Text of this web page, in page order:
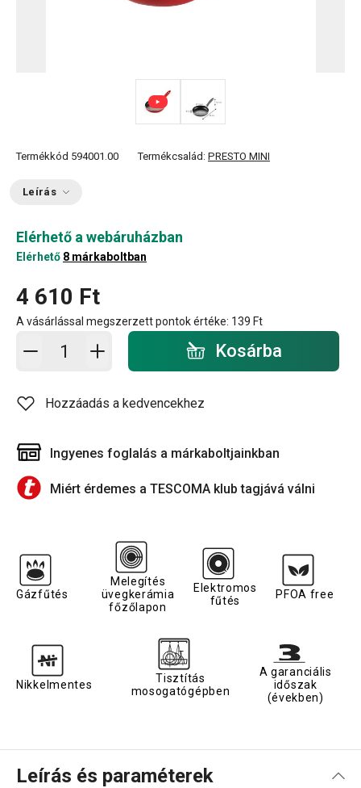
Termékkód 594001.00 Termékcsalád: PRESTO MINI
Leírás
Elérhető a webáruházban
Elérhető 8 márkaboltban
4 610 Ft
A vásárlással megszerzett pontok értéke: 139 Ft
Kosárba - mennyiség Kosárba
Hozzáadás a kedvencekhez
Ingyenes foglalás a márkaboltjainkban
Miért érdemes a TESCOMA klub tagjává válni
Gázfűtés
Melegítés
üvegkerámia
főzőlapon
Elektromos
fűtés
PFOA free
Nikkelmentes
Tisztítás
mosogatógépben
A garanciális
időszak
(években)
Leírás és paraméterek